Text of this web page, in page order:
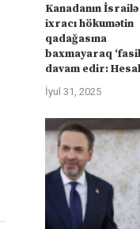
təhlükəsizlik
ABŞ-la...
İyul 31, 2025
Kanadanın
ixracı hökumətin
qadağasına
baxmayaraq
davam edir:
İyul 31, 2025